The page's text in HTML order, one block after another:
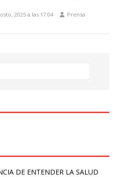
2025 a las 17:04 Prensa
DE ENTENDER LA SALUD